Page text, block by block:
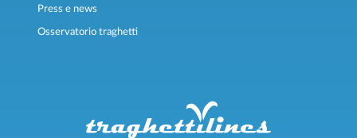
Press e news
Osservatorio traghetti